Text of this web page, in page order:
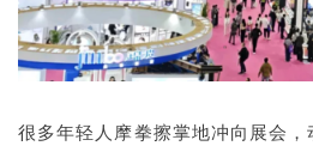
很多年轻人摩拳擦掌地冲向展会